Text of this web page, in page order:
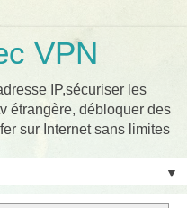
VPN
IP,sécuriser les
étrangère, débloquer des
sur Internet sans limites
▼